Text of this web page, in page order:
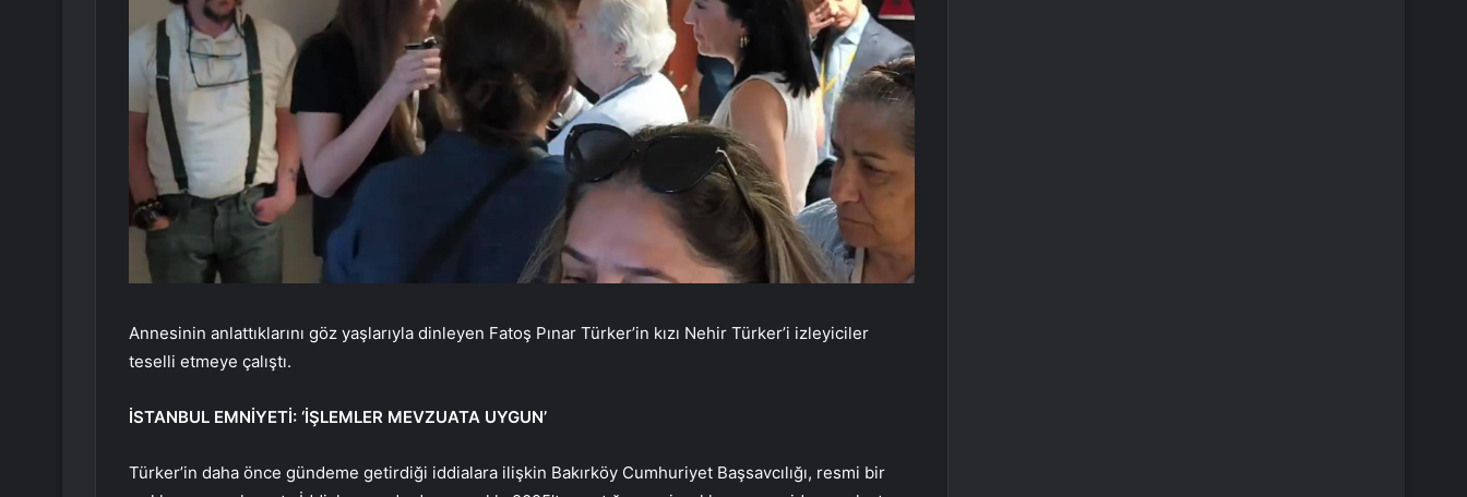
Annesinin anlattıklarını göz yaşlarıyla dinleyen Fatoş Pınar Türker’in kızı Nehir Türker’i izleyiciler
teselli etmeye çalıştı.
İSTANBUL EMNİYETİ: ‘İŞLEMLER MEVZUATA UYGUN’
Türker’in daha önce gündeme getirdiği iddialara ilişkin Bakırköy Cumhuriyet Başsavcılığı, resmi bir